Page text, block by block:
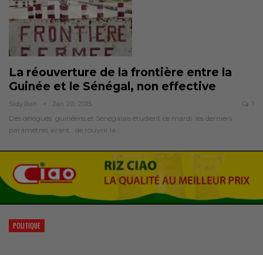
La réouverture de la frontière entre la
Guinée et le Sénégal, non effective
Sidy.bah Jan 20, 2015 1
Des délégués guinéens et Sénégalais étudient ce mardi les derniers
paramètres avant de rouvrir la…
POLITIQUE